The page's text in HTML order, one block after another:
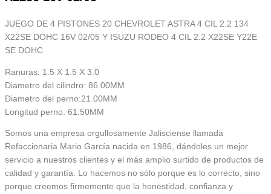
JUEGO DE 4 PISTONES 20 CHEVROLET ASTRA 4 CIL 2.2 134
X22SE DOHC 16V 02/05 Y ISUZU RODEO 4 CIL 2.2 X22SE Y22E
SE DOHC
Ranuras: 1.5 X 1.5 X 3.0
Diametro del cilindro: 86.00MM
Diametro del perno:21.00MM
Longitud perno: 61.50MM
Somos una empresa orgullosamente Jalisciense llamada
Refaccionaria Mario García nacida en 1986, dándoles un mejor
servicio a nuestros clientes y el más amplio surtido de productos de
calidad y garantía. Lo hacemos no sólo porque es lo correcto, sino
porque creemos firmemente que la honestidad, confianza y